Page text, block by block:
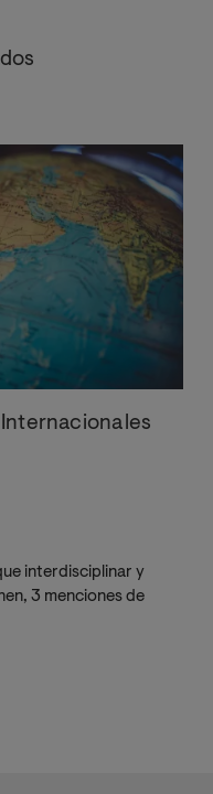
interdisciplinar y
3 menciones de